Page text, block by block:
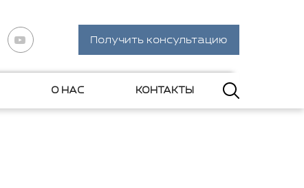
Получить консультацию
О НАС КОНТАКТЫ